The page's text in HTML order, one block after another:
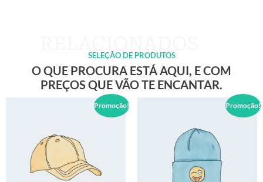
SELEÇÃO DE PRODUTOS
O QUE PROCURA ESTÁ AQUI, E COM
PREÇOS QUE VÃO TE ENCANTAR.
Promoção! Promoção!